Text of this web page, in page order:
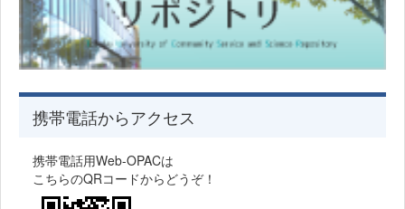
携帯電話からアクセス
携帯電話用Web-OPACは
こちらのQRコードからどうぞ！